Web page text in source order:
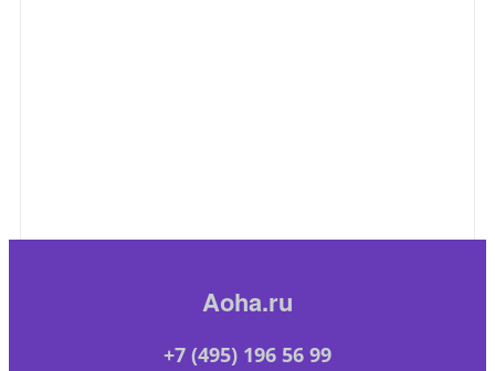
Aoha.ru
+7 (495) 196 56 99